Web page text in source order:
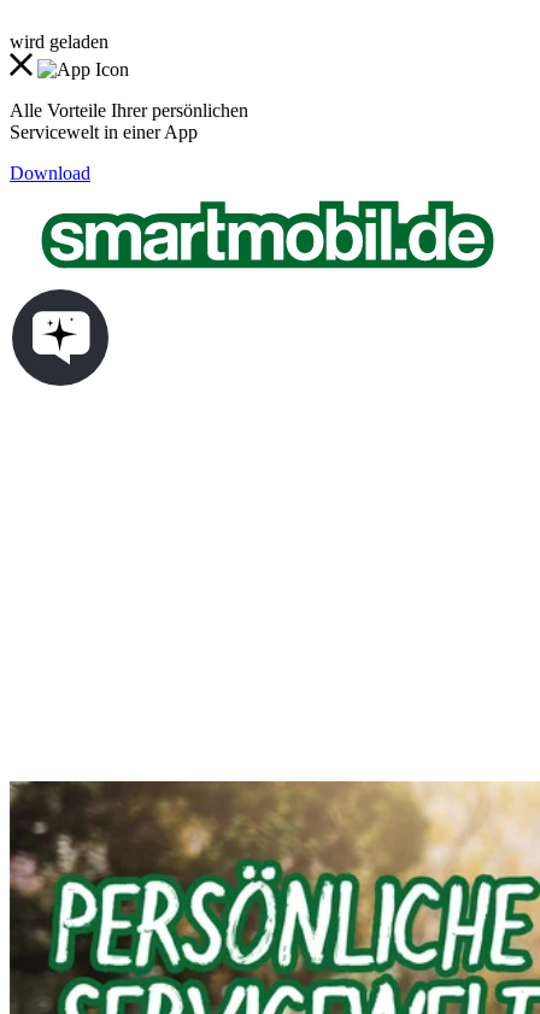
wird geladen
Alle Vorteile Ihrer persönlichen
Servicewelt in einer App
Download